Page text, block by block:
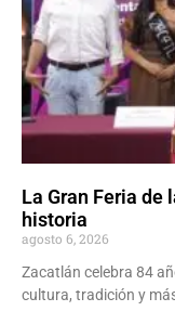
La Gran Feria de
historia
agosto 6, 2026
Zacatlán celebra 84
cultura, tradición y